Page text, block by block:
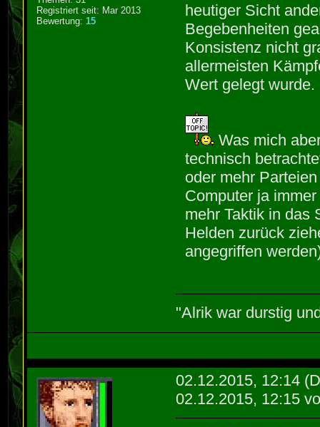
Registriert seit: Mar 2013
Bewertung:15
heutiger Sicht
Begebenheiten
Konsistenz nicht
allermeisten
Wert gelegt wurde.
Was mich
technisch
oder mehr
Computer ja
mehr Taktik in das
Helden zurück
angegriffen
"Alrik war durstig
02.12.2015, 12:14
02.12.2015, 12:15